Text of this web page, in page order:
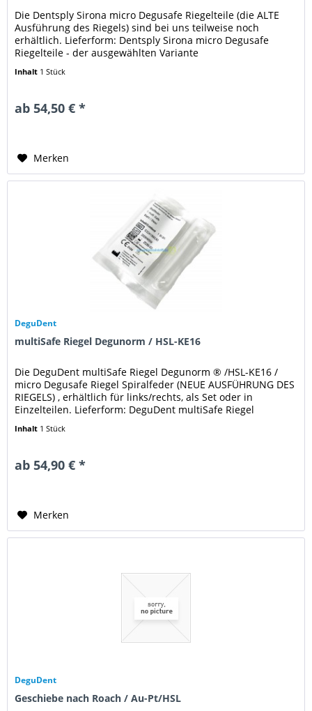
Die Dentsply Sirona micro Degusafe Riegelteile (die ALTE
Ausführung des Riegels) sind bei uns teilweise noch
erhältlich. Lieferform: Dentsply Sirona micro Degusafe
Riegelteile - der ausgewählten Variante
Inhalt 1 Stück
ab 54,50 € *
Merken
DeguDent
multiSafe Riegel Degunorm / HSL-KE16
Die DeguDent multiSafe Riegel Degunorm ® /HSL-KE16 /
micro Degusafe Riegel Spiralfeder (NEUE AUSFÜHRUNG DES
RIEGELS) , erhältlich für links/rechts, als Set oder in
Einzelteilen. Lieferform: DeguDent multiSafe Riegel
Inhalt 1 Stück
ab 54,90 € *
Merken
DeguDent
Geschiebe nach Roach / Au-Pt/HSL